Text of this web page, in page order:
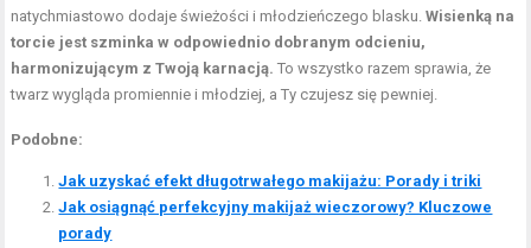
natychmiastowo dodaje świeżości i młodzieńczego blasku.Wisienką na
torcie jest szminka w odpowiednio dobranym odcieniu,
harmonizującym z Twoją karnacją. To wszystko razem sprawia, że
twarz wygląda promiennie i młodziej, a Ty czujesz się pewniej.
Podobne:
Jak uzyskać efekt długotrwałego makijażu: Porady i triki
Jak osiągnąć perfekcyjny makijaż wieczorowy? Kluczowe
porady